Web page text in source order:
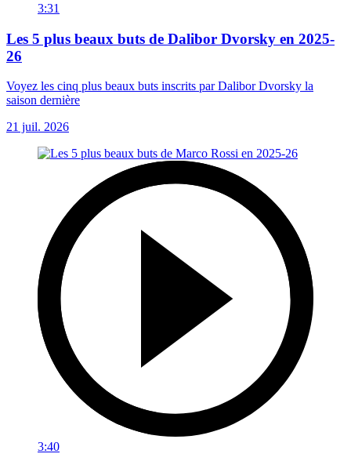
3:31
Les 5 plus beaux buts de Dalibor Dvorsky en 2025-
26
Voyez les cinq plus beaux buts inscrits par Dalibor Dvorsky la
saison dernière
21 juil. 2026
3:40